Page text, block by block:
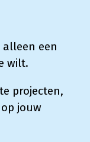
een
wilt.
projecten,
jouw